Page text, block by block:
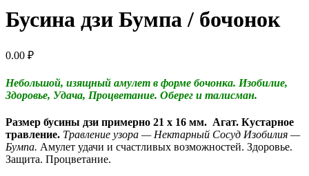
Бусина дзи Бумпа / бочонок
0.00 ₽
Небольшой, изящный амулет в форме бочонка. Изобилие,
Здоровье, Удача, Процветание. Оберег и талисман.
Размер бусины дзи примерно 21 x 16 мм. Агат. Кустарное
травление. Травление узора — Нектарный Сосуд Изобилия —
Бумпа. Амулет удачи и счастливых возможностей. Здоровье.
Защита. Процветание.